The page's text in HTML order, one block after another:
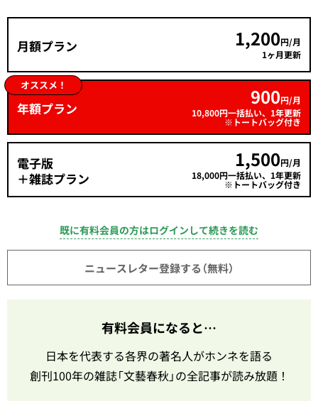
月額プラン 1,200円/月
1ヶ月更新
オススメ！
年額プラン 900円/月
10,800円一括払い、1年更新
※トートバッグ付き
電子版
＋雑誌プラン
1,500円/月
18,000円一括払い、1年更新
※トートバッグ付き
既に有料会員の方はログインして続きを読む
ニュースレター登録する（無料）
有料会員になると…
日本を代表する各界の著名人がホンネを語る
創刊100年の雑誌「文藝春秋」の全記事が読み放題！